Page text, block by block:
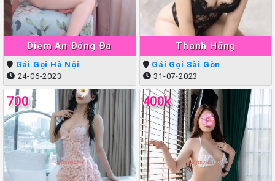
Diễm An Đống Đa
Gái Gọi Hà Nội
24-06-2023
Thanh Hằng
Gái Gọi Sài Gòn
31-07-2023
700 400k